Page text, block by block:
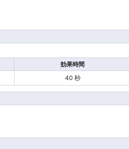
効果時間
40 秒